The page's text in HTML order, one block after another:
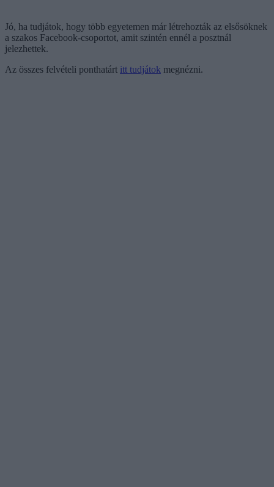
Jó, ha tudjátok, hogy több egyetemen már létrehozták az elsősöknek
a szakos Facebook-csoportot, amit szintén ennél a posztnál
jelezhettek.
Az összes felvételi ponthatárt itt tudjátok megnézni.